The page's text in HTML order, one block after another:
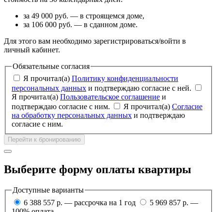
за 49 000 руб. — в строящемся доме,
за 106 000 руб. — в сданном доме.
Для этого вам необходимо зарегистрироваться/войти в
личный кабинет.
Обязательные согласия
Я прочитал(а) Политику конфиденциальности
персональных данных и подтверждаю согласие с ней.
Я прочитал(а) Пользовательское соглашение
подтверждаю согласие с ним.
Я прочитал(а) Согласие
на обработку персональных данных
согласие с ним.
Перейти к бронированию
Выберите форму оплаты квартиры
Доступные варианты
6 388 557 р. — рассрочка на 1 год
5 969 857 р. —